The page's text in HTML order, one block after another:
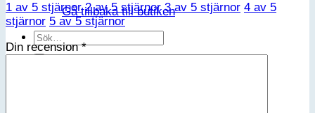
Gå tillbaka till butiken
Sök
efter:
1 av 5 stjärnor 2 av 5 stjärnor 3 av 5 stjärnor 4 av 5
stjärnor 5 av 5 stjärnor
Din recension*